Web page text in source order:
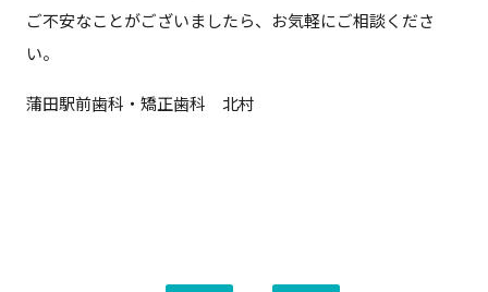
ご不安なことがございましたら、お気軽にご相談くださ
い。
蒲田駅前歯科・矯正歯科 北村